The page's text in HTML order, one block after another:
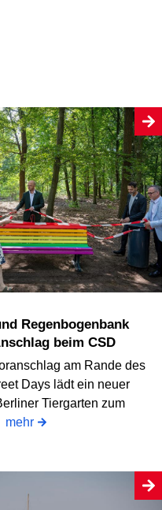
beim CSD
am Rande des
Days lädt ein neuer
Tiergarten zum
mehr